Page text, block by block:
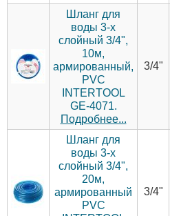
Шланг для
воды 3-х
слойный 3/4",
10м,
армированный,
PVC
INTERTOOL
GE-4071.
Подробнее...
3/4"
Шланг для
воды 3-х
слойный 3/4",
20м,
армированный
PVC
3/4"